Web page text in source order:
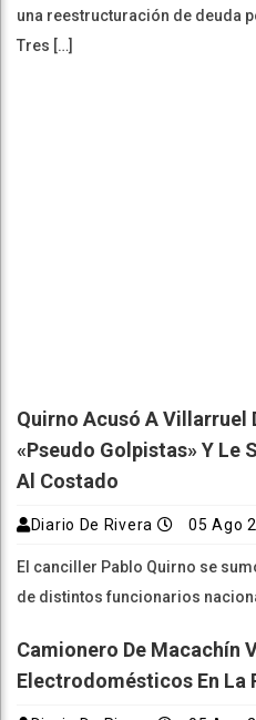
una reestructuración de deuda
Tres […]
Quirno Acusó A Villarruel
«pseudo Golpistas» Y Le
Al Costado
Diario De Rivera 05 Ago
El canciller Pablo Quirno se
de distintos funcionarios
Camionero De Macachín
Electrodomésticos En La